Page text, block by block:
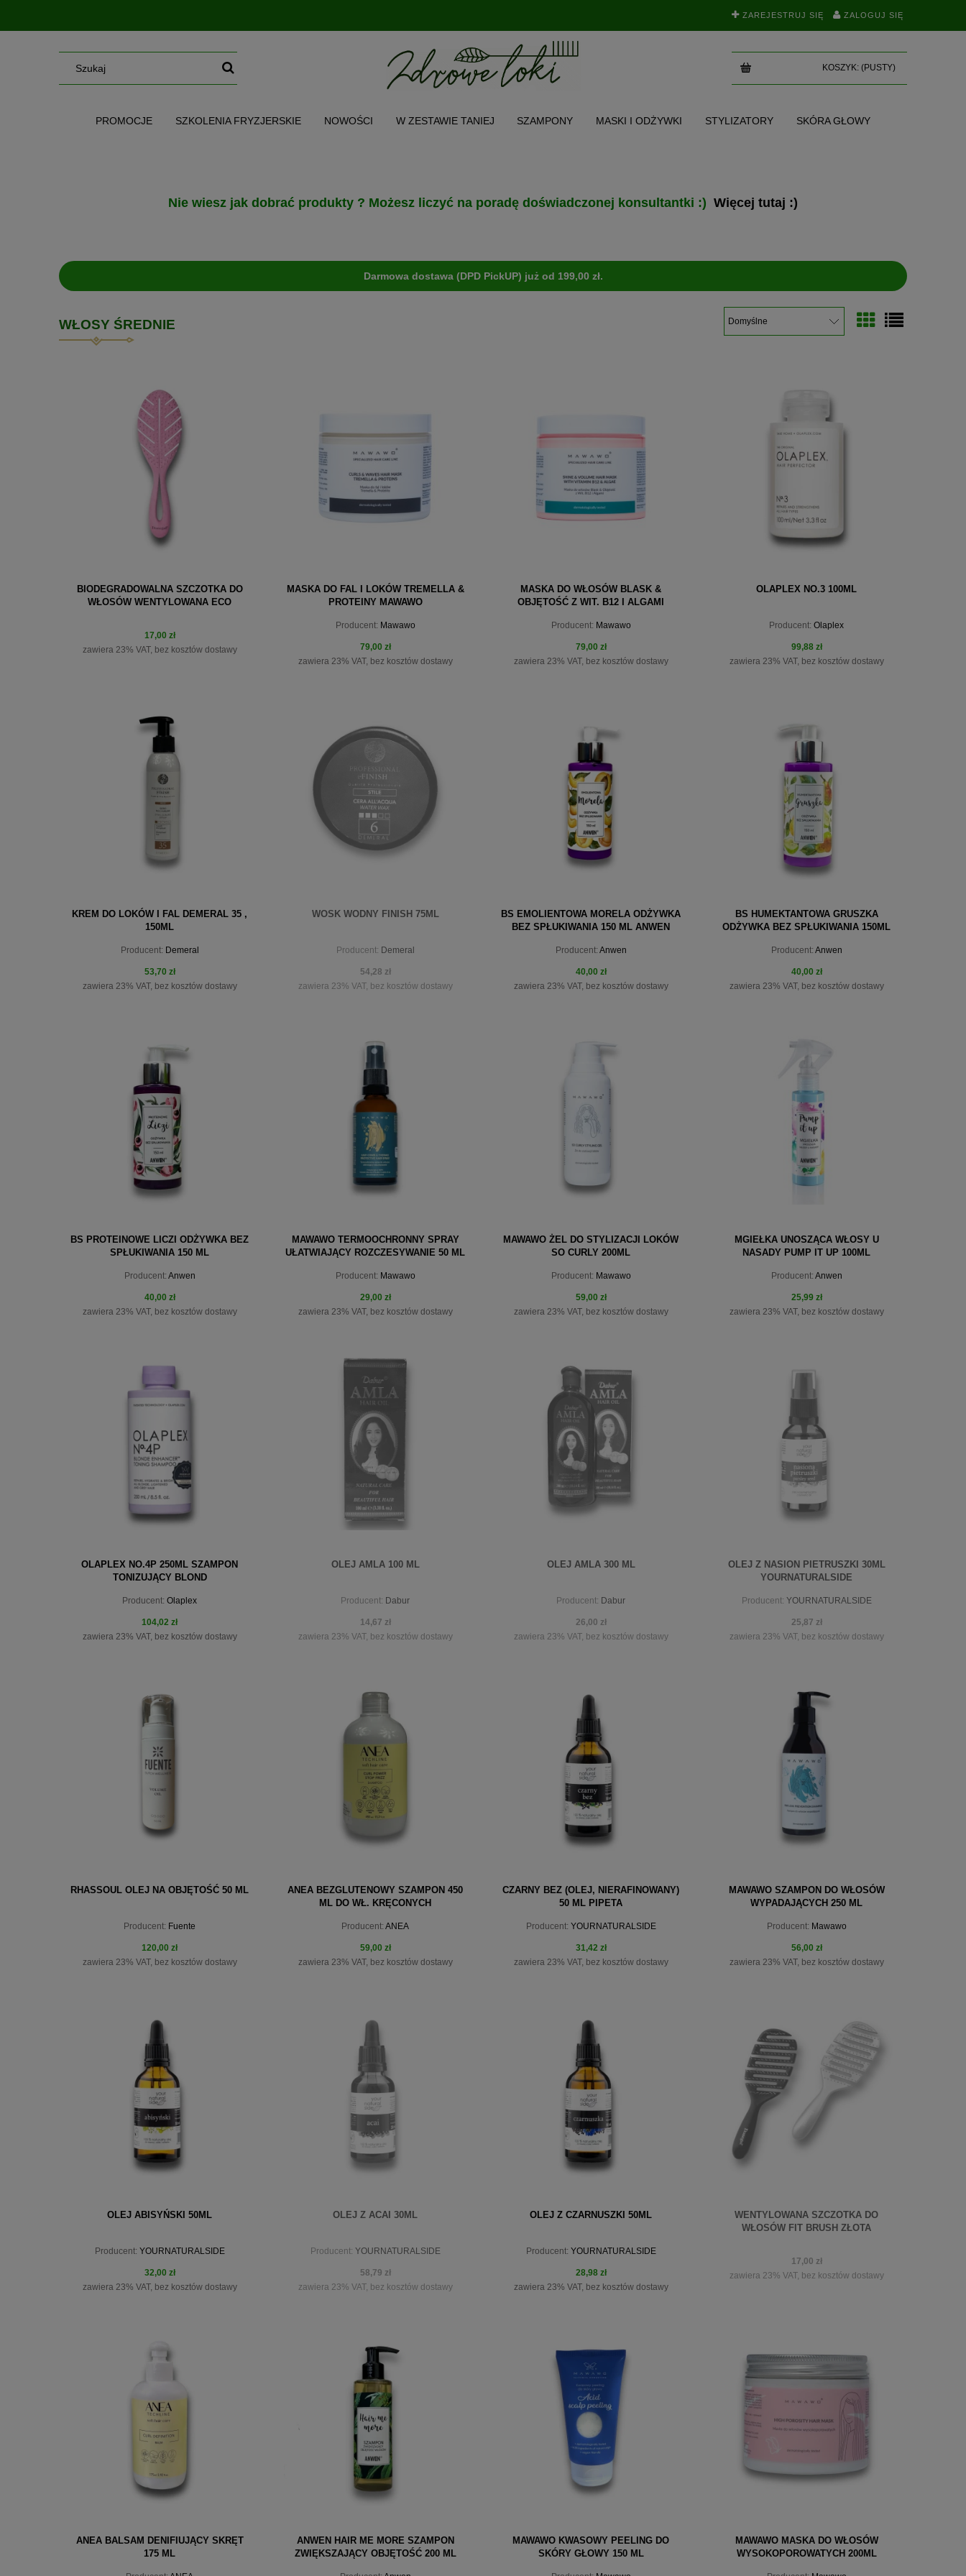
ZAREJESTRUJ SIĘ ZALOGUJ SIĘ
KOSZYK: (PUSTY)
PROMOCJE SZKOLENIA FRYZJERSKIE NOWOŚCI W ZESTAWIE TANIEJ SZAMPONY MASKI I ODŻYWKI STYLIZATORY SKÓRA GŁOWY
Nie wiesz jak dobrać produkty ? Możesz liczyć na poradę doświadczonej konsultantki :) Więcej tutaj :)
Darmowa dostawa (DPD PickUP) już od 199,00 zł.
WŁOSY ŚREDNIE
BIODEGRADOWALNA SZCZOTKA DO
WŁOSÓW WENTYLOWANA ECO
17,00 zł
zawiera 23% VAT, bez kosztów dostawy
do koszyka
MASKA DO FAL I LOKÓW TREMELLA &
PROTEINY MAWAWO
Producent: Mawawo
79,00 zł
zawiera 23% VAT, bez kosztów dostawy
do koszyka
MASKA DO WŁOSÓW BLASK &
OBJĘTOŚĆ Z WIT. B12 I ALGAMI
Producent: Mawawo
79,00 zł
zawiera 23% VAT, bez kosztów dostawy
OLAPLEX NO.3 100ML
Producent: Olaplex
99,88 zł
zawiera 23% VAT, bez kosztów dostawy
do koszyka
KREM DO LOKÓW I FAL DEMERAL 35 ,
150ML
Producent: Demeral
53,70 zł
zawiera 23% VAT, bez kosztów dostawy
do koszyka
WOSK WODNY FINISH 75ML
Producent: Demeral
54,28 zł
zawiera 23% VAT, bez kosztów dostawy
powiadom o dostępności
BS EMOLIENTOWA MORELA ODŻYWKA
BEZ SPŁUKIWANIA 150 ML ANWEN
Producent: Anwen
40,00 zł
zawiera 23% VAT, bez kosztów dostawy
BS HUMEKTANTOWA GRUSZKA
ODŻYWKA BEZ SPŁUKIWANIA 150ML
Producent: Anwen
40,00 zł
zawiera 23% VAT, bez kosztów dostawy
do koszyka
BS PROTEINOWE LICZI ODŻYWKA BEZ
SPŁUKIWANIA 150 ML
Producent: Anwen
40,00 zł
zawiera 23% VAT, bez kosztów dostawy
do koszyka
MAWAWO TERMOOCHRONNY SPRAY
UŁATWIAJĄCY ROZCZESYWANIE 50 ML
Producent: Mawawo
29,00 zł
zawiera 23% VAT, bez kosztów dostawy
do koszyka
MAWAWO ŻEL DO STYLIZACJI LOKÓW
SO CURLY 200ML
Producent: Mawawo
59,00 zł
zawiera 23% VAT, bez kosztów dostawy
do koszyka
MGIEŁKA UNOSZĄCA WŁOSY U
NASADY PUMP IT UP 100ML
Producent: Anwen
25,99 zł
zawiera 23% VAT, bez kosztów dostawy
do koszyka
OLAPLEX NO.4P 250ML SZAMPON
TONIZUJĄCY BLOND
Producent: Olaplex
104,02 zł
zawiera 23% VAT, bez kosztów dostawy
OLEJ AMLA 100 ML
Producent: Dabur
14,67 zł
zawiera 23% VAT, bez kosztów dostawy
powiadom o dostępności
OLEJ AMLA 300 ML
Producent: Dabur
26,00 zł
zawiera 23% VAT, bez kosztów dostawy
powiadom o dostępności
OLEJ Z NASION PIETRUSZKI 30ML
YOURNATURALSIDE
Producent: YOURNATURALSIDE
25,87 zł
zawiera 23% VAT, bez kosztów dostawy
powiadom o dostępności
RHASSOUL OLEJ NA OBJĘTOŚĆ 50 ML
Producent: Fuente
120,00 zł
zawiera 23% VAT, bez kosztów dostawy
ANEA BEZGLUTENOWY SZAMPON 450
ML DO WŁ. KRĘCONYCH
Producent: ANEA
59,00 zł
zawiera 23% VAT, bez kosztów dostawy
CZARNY BEZ (OLEJ, NIERAFINOWANY)
50 ML PIPETA
Producent: YOURNATURALSIDE
31,42 zł
zawiera 23% VAT, bez kosztów dostawy
do koszyka
MAWAWO SZAMPON DO WŁOSÓW
WYPADAJĄCYCH 250 ML
Producent: Mawawo
56,00 zł
zawiera 23% VAT, bez kosztów dostawy
do koszyka
OLEJ ABISYŃSKI 50ML
Producent: YOURNATURALSIDE
32,00 zł
zawiera 23% VAT, bez kosztów dostawy
do koszyka
OLEJ Z ACAI 30ML
Producent: YOURNATURALSIDE
58,79 zł
zawiera 23% VAT, bez kosztów dostawy
powiadom o dostępności
OLEJ Z CZARNUSZKI 50ML
Producent: YOURNATURALSIDE
28,98 zł
zawiera 23% VAT, bez kosztów dostawy
do koszyka
WENTYLOWANA SZCZOTKA DO
WŁOSÓW FIT BRUSH ZŁOTA
17,00 zł
zawiera 23% VAT, bez kosztów dostawy
powiadom o dostępności
ANEA BALSAM DENIFIUJĄCY SKRĘT
175 ML
ANWEN HAIR ME MORE SZAMPON
ZWIĘKSZAJĄCY OBJĘTOŚĆ 200 ML
MAWAWO KWASOWY PEELING DO
SKÓRY GŁOWY 150 ML
MAWAWO MASKA DO WŁOSÓW
WYSOKOPOROWATYCH 200ML